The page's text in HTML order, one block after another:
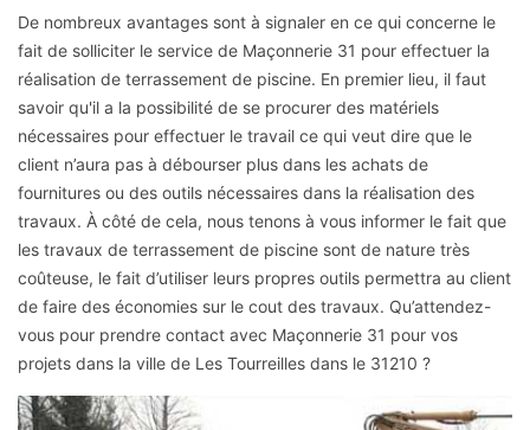
De nombreux avantages sont à signaler en ce qui concerne le
fait de solliciter le service de Maçonnerie 31 pour effectuer la
réalisation de terrassement de piscine. En premier lieu, il faut
savoir qu'il a la possibilité de se procurer des matériels
nécessaires pour effectuer le travail ce qui veut dire que le
client n’aura pas à débourser plus dans les achats de
fournitures ou des outils nécessaires dans la réalisation des
travaux. À côté de cela, nous tenons à vous informer le fait que
les travaux de terrassement de piscine sont de nature très
coûteuse, le fait d’utiliser leurs propres outils permettra au client
de faire des économies sur le cout des travaux. Qu’attendez-
vous pour prendre contact avec Maçonnerie 31 pour vos
projets dans la ville de Les Tourreilles dans le 31210 ?